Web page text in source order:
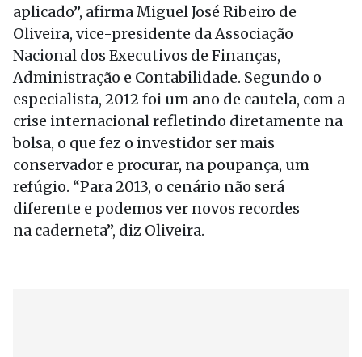
aplicado”, afirma Miguel José Ribeiro de
Oliveira, vice-presidente da Associação
Nacional dos Executivos de Finanças,
Administração e Contabilidade. Segundo o
especialista, 2012 foi um ano de cautela, com a
crise internacional refletindo diretamente na
bolsa, o que fez o investidor ser mais
conservador e procurar, na poupança, um
refúgio. “Para 2013, o cenário não será
diferente e podemos ver novos recordes
na caderneta”, diz Oliveira.